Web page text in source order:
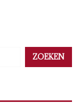
ZOEKEN